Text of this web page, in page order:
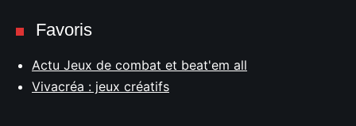
Favoris
Actu Jeux de combat et beat'em all
Vivacréa : jeux créatifs